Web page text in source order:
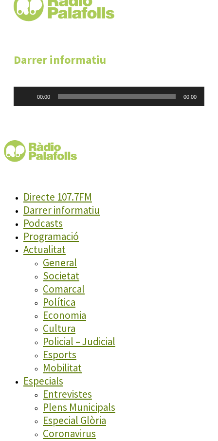
Darrer informatiu
00:00 00:00
Directe 107.7FM
Darrer informatiu
Podcasts
Programació
Actualitat
General
Societat
Comarcal
Política
Economia
Cultura
Policial – Judicial
Esports
Mobilitat
Especials
Entrevistes
Plens Municipals
Especial Glòria
Coronavirus